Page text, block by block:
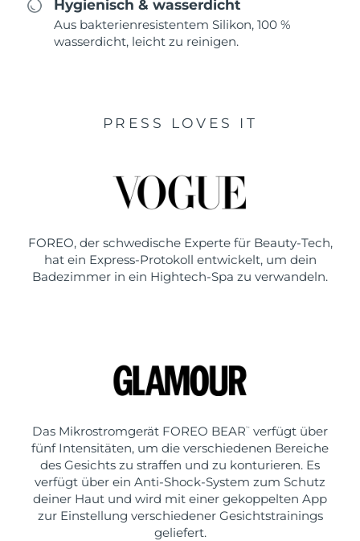
Hygienisch & wasserdicht
Aus bakterienresistentem Silikon, 100 %
wasserdicht, leicht zu reinigen.
PRESS LOVES IT
FOREO, der schwedische Experte für Beauty-Tech,
hat ein Express-Protokoll entwickelt, um dein
Badezimmer in ein Hightech-Spa zu verwandeln.
Das Mikrostromgerät FOREO BEAR ™
verfügt über
fünf Intensitäten, um die verschiedenen Bereiche
des Gesichts zu straffen und zu konturieren. Es
verfügt über ein Anti-Shock-System zum Schutz
deiner Haut und wird mit einer gekoppelten App
zur Einstellung verschiedener Gesichtstrainings
geliefert.